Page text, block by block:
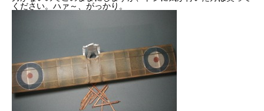
ください。ハァ～、がっかり。